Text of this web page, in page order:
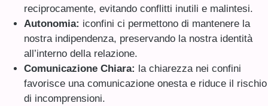
reciprocamente, evitando conflitti inutili e malintesi.
Autonomia: iconfini ci permettono di mantenere la
nostra indipendenza, preservando la nostra identità
all’interno della relazione.
Comunicazione Chiara: la chiarezza nei confini
favorisce una comunicazione onesta e riduce il rischio
di incomprensioni.